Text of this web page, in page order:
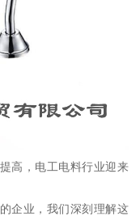
高，电工电料行业迎来
企业，我们深刻理解这